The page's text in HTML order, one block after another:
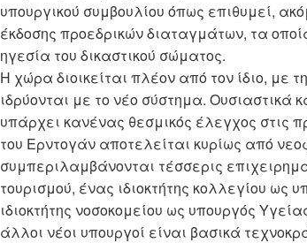
υπουργικού συμβουλίου όπως επιθυμεί,
έκδοσης προεδρικών διαταγμάτων, τα
ηγεσία του δικαστικού σώματος.
Η χώρα διοικείται πλέον από τον ίδιο, με
ιδρύονται με το νέο σύστημα. Ουσιαστικά
υπάρχει κανένας θεσμικός έλεγχος στις
του Ερντογάν αποτελείται κυρίως από
συμπεριλαμβάνονται τέσσερις
τουρισμού, ένας ιδιοκτήτης κολλεγίου
ιδιοκτήτης νοσοκομείου ως υπουργός
άλλοι νέοι υπουργοί είναι βασικά